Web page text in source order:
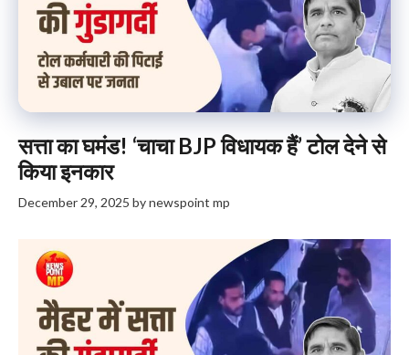
सत्ता का घमंड! ‘चाचा BJP विधायक हैं’ टोल देने से
किया इनकार
December 29, 2025 bynewspoint mp